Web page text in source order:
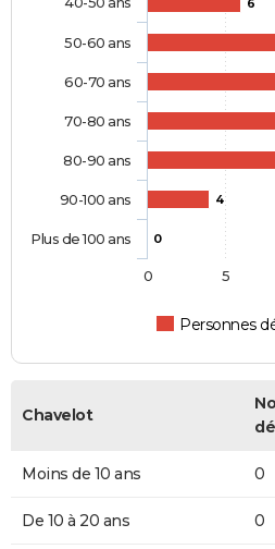
4
0
Personnes
50-60 ans
60-70 ans
70-80 ans
80-90 ans
90-100 ans
Plus de 100 ans
0 5
Chavelot
Moins de 10 ans 0
De 10 à 20 ans 0